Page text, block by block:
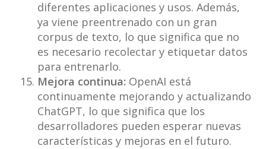
diferentes aplicaciones y usos. Además,
ya viene preentrenado con un gran
corpus de texto, lo que significa que no
es necesario recolectar y etiquetar datos
para entrenarlo.
Mejora continua: OpenAI está
continuamente mejorando y actualizando
ChatGPT, lo que significa que los
desarrolladores pueden esperar nuevas
características y mejoras en el futuro.